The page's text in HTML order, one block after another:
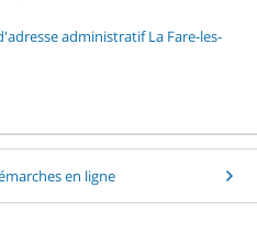
administratif La Fare-les-
en ligne